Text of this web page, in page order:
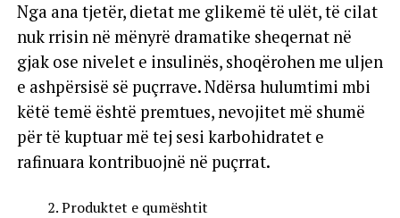
Nga ana tjetër, dietat me glikemë të ulët, të cilat
nuk rrisin në mënyrë dramatike sheqernat në
gjak ose nivelet e insulinës, shoqërohen me uljen
e ashpërsisë së puçrrave. Ndërsa hulumtimi mbi
këtë temë është premtues, nevojitet më shumë
për të kuptuar më tej sesi karbohidratet e
rafinuara kontribuojnë në puçrrat.
Produktet e qumështit